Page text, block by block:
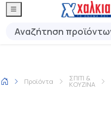
Προϊόντα ΣΠΙΤΙ &
ΚΟΥΖΙΝΑ